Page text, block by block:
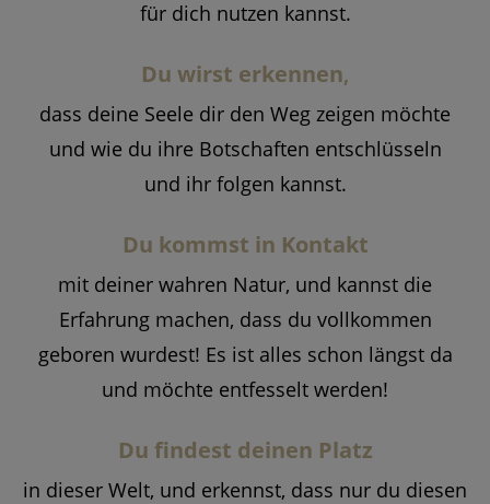
für dich nutzen kannst.
Du wirst erkennen,
dass deine Seele dir den Weg zeigen möchte
und wie du ihre Botschaften entschlüsseln
und ihr folgen kannst.
Du kommst in Kontakt
mit deiner wahren Natur, und kannst die
Erfahrung machen, dass du vollkommen
geboren wurdest! Es ist alles schon längst da
und möchte entfesselt werden!
Du findest deinen Platz
in dieser Welt, und erkennst, dass nur du diesen